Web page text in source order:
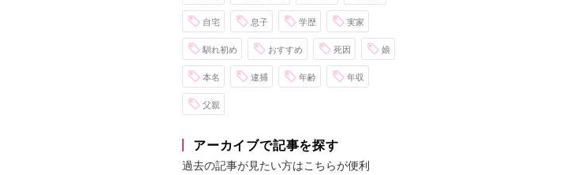
自宅 息子 学歴 実家
馴れ初め おすすめ 死因 娘
本名 逮捕 年齢 年収
父親
アーカイブで記事を探す
過去の記事が見たい方はこちらが便利